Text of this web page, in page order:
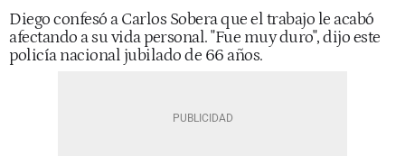
Diego confesó a Carlos Sobera que el trabajo le acabó
afectando a su vida personal. "Fue muy duro", dijo este
policía nacional jubilado de 66 años.